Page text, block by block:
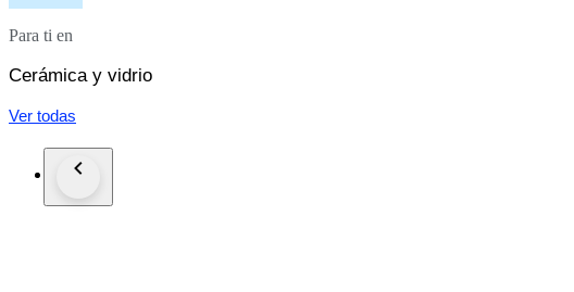
Para ti en
Cerámica y vidrio
Ver todas